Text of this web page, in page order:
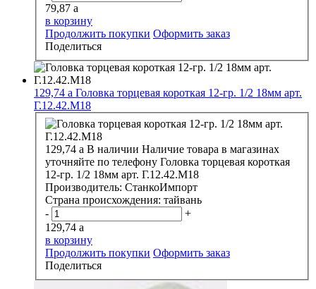
79,87 a
в корзину
Продолжить покупки Оформить заказ
Поделиться
129,74 a Головка торцевая короткая 12-гр. 1/2 18мм арт.
Г.12.42.М18
129,74 a В наличии Наличие товара в магазинах
уточняйте по телефону Головка торцевая короткая
12-гр. 1/2 18мм арт. Г.12.42.М18
Производитель: СтанкоИмпорт
Страна происхождения: тайвань
-
+
129,74 a
в корзину
Продолжить покупки Оформить заказ
Поделиться